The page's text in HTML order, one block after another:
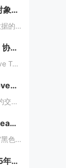
独占还是共享？Sui 区块链对象所有权的六种管理方式全解析
前言 在区块链开发的语境下，数据的存储和管理方式至关重要。而 Move 语言作为一种专为区块链设计的编程语言，以其灵活的语法和强大的能力系统，成为 Sui 区块链的核心语言。本文将围绕 Move 语言中的结构体展开，解析其在 Sui 区块...
从零到一：基于 Sui 和 Navi 协议的 PTB 应用开发教程
系列文章目录 Task1：hello move Task2：move coin Task3：move nft Task4：move game Task5：move swap Task6：sdk ptb 更多精彩内容，敬请期待！️...
Move共学-TASK8完成 MoveCTF Lets Move挑战
需求 完成 CLI 调用学习 理解合约交互传值 完成 Move CTF Lets Move 一、任务指南 合约部署地址: 0x097a3833b6b5c62ca6ad10f0509dffdadff7ce31e1...
使用 Bitquery 和 Kafka Streams 分析加密支付
在2020 年 3 月，以太坊经历了“黑色星期四”崩盘，数以千计的 DeFi（去中心化金融）清算被同时触发，导致网络费用从 20 gwei 飙升至 200 gwei 以上。那些能够监控并对内存池数据做出反应的人幸存下来，而那些无法做到的人则...
DeFi即将迎来大爆发：2025年金融变革的背后逻辑与机会